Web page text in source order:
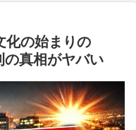
化の始まりの
真相がヤバい